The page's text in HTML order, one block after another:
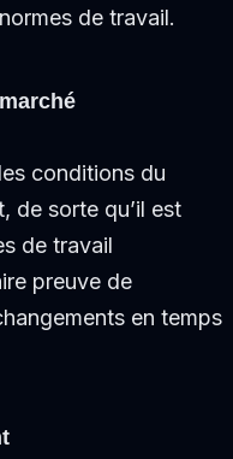
de travail.
conditions du
de sorte qu’il est
de travail
preuve de
en temps